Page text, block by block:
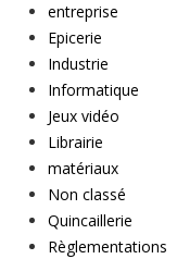
entreprise
Epicerie
Industrie
Informatique
Jeux vidéo
Librairie
matériaux
Non classé
Quincaillerie
Règlementations